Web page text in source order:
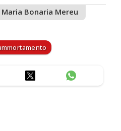
Maria Bonaria Mereu